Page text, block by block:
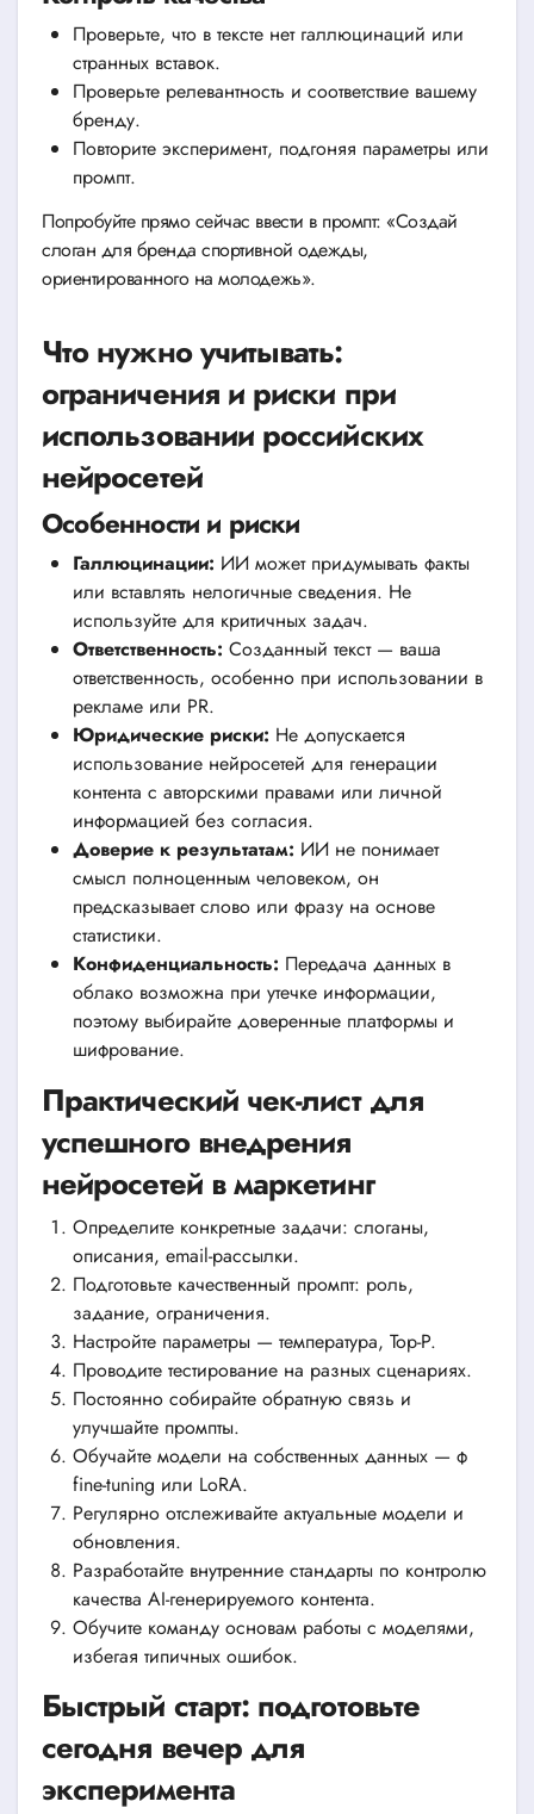
Проверьте, что в тексте нет галлюцинаций или
странных вставок.
Проверьте релевантность и соответствие вашему
бренду.
Повторите эксперимент, подгоняя параметры или
промпт.
Попробуйте прямо сейчас ввести в промпт: «Создай
слоган для бренда спортивной одежды,
ориентированного на молодежь».
Что нужно учитывать:
ограничения и риски при
использовании российских
нейросетей
Особенности и риски
Галлюцинации: ИИ может придумывать факты
или вставлять нелогичные сведения. Не
используйте для критичных задач.
Ответственность: Созданный текст — ваша
ответственность, особенно при использовании в
рекламе или PR.
Юридические риски: Не допускается
использование нейросетей для генерации
контента с авторскими правами или личной
информацией без согласия.
Доверие к результатам: ИИ не понимает
смысл полноценным человеком, он
предсказывает слово или фразу на основе
статистики.
Конфиденциальность: Передача данных в
облако возможна при утечке информации,
поэтому выбирайте доверенные платформы и
шифрование.
Практический чек-лист для
успешного внедрения
нейросетей в маркетинг
Определите конкретные задачи: слоганы,
описания, email-рассылки.
Подготовьте качественный промпт: роль,
задание, ограничения.
Настройте параметры — температура, Top-P.
Проводите тестирование на разных сценариях.
Постоянно собирайте обратную связь и
улучшайте промпты.
Обучайте модели на собственных данных — ф
fine-tuning или LoRA.
Регулярно отслеживайте актуальные модели и
обновления.
Разработайте внутренние стандарты по контролю
качества AI-генерируемого контента.
Обучите команду основам работы с моделями,
избегая типичных ошибок.
Быстрый старт: подготовьте
сегодня вечер для
эксперимента